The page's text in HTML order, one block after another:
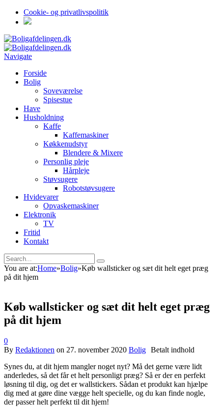
Cookie- og privatlivspolitik
Navigate
Forside
Bolig
Soveværelse
Spisestue
Have
Husholdning
Kaffe
Kaffemaskiner
Køkkenudstyr
Blendere & Mixere
Personlig pleje
Hårpleje
Støvsugere
Robotstøvsugere
Hvidevarer
Opvaskemaskiner
Elektronik
TV
Fritid
Kontakt
You are at:Home»Bolig»Køb wallsticker og sæt dit helt eget præg
på dit hjem
Køb wallsticker og sæt dit helt eget præg
på dit hjem
0
By Redaktionen on 27. november 2020 Bolig
Synes du, at dit hjem mangler noget nyt? Må det gerne være lidt
anderledes, så det får et helt personligt præg? Så er der en perfekt
løsning til dig, og det er wallstickers. Sådan et produkt kan hjælpe
dig med at gøre dine vægge helt specielle, og du kan finde nogle,
der passer helt perfekt til dit hjem!